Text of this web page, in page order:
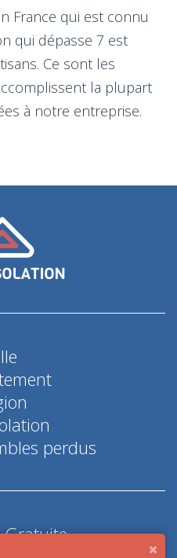
France qui est connu
qui dépasse 7 est
Ce sont les
la plupart
à notre entreprise.
perdus